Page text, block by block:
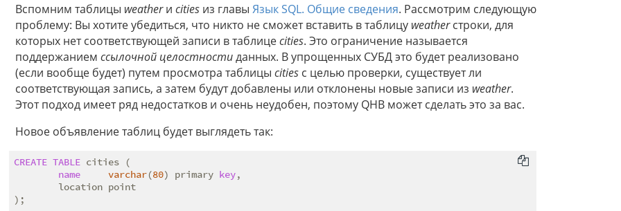
Вспомним таблицы weatherи cities из главы Язык SQL. Общие сведения. Рассмотрим следующую
проблему: Вы хотите убедиться, что никто не сможет вставить в таблицу weatherстроки, для
которых нет соответствующей записи в таблицеcities. Это ограничение называется
поддержанием ссылочной целостностиданных. В упрощенных СУБД это будет реализовано
(если вообще будет) путем просмотра таблицы cities с целью проверки, существует ли
соответствующая запись, а затем будут добавлены или отклонены новые записи из weather.
Этот подход имеет ряд недостатков и очень неудобен, поэтому QHB может сделать это за вас.
Новое объявление таблиц будет выглядеть так:
CREATE TABLE cities (
name
varchar(80) primary key,
        location point
);